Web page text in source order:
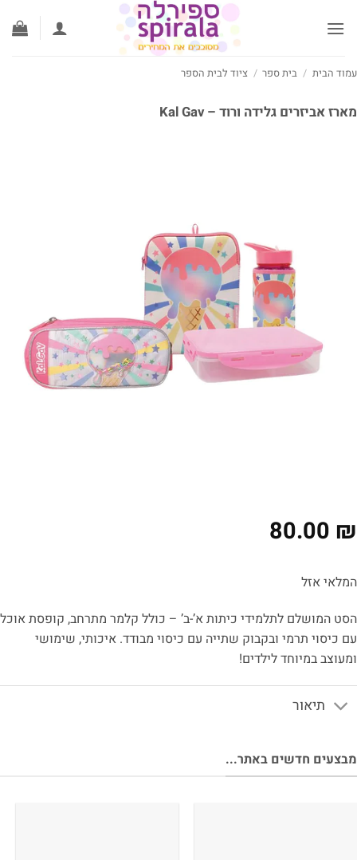
לתוכן
עמוד הבית / בית ספר / ציוד לבית הספר
מארז אביזרים גלידה ורוד – Kal Gav
80.00 ₪
המלאי אזל
הסט המושלם לתלמידי כיתות א’-ב’ – כולל קלמר מתרחב, קופסת אוכל
עם כיסוי תרמי ובקבוק שתייה עם כיסוי מבודד. איכותי, שימושי
ומעוצב במיוחד לילדים!
תיאור
מבצעים חדשים באתר...